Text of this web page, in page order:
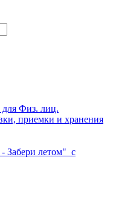
Физ. лиц.
приемки и хранения
Забери летом" с